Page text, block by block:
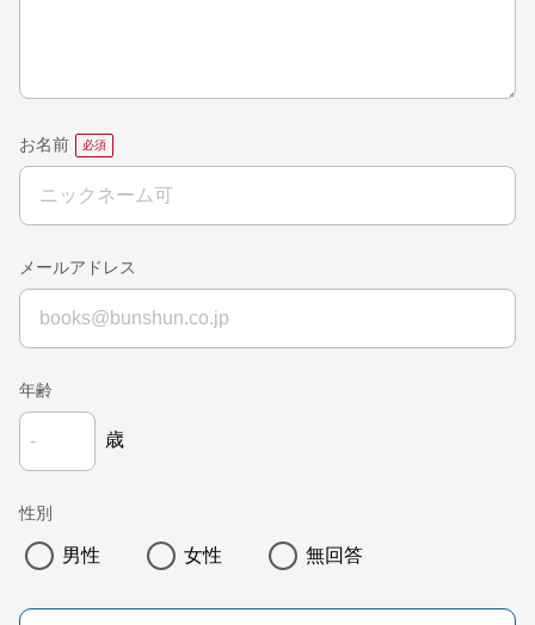
お名前
メールアドレス
年齢
歳
性別
男性 女性 無回答